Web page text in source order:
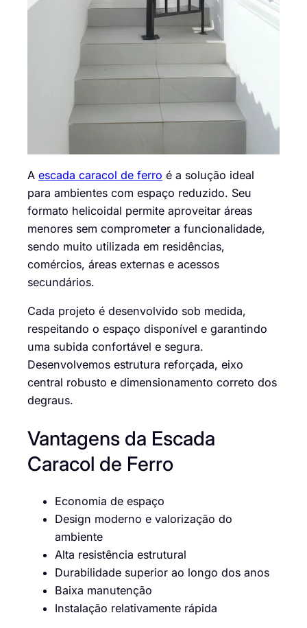
A escada caracol de ferro é a solução ideal
para ambientes com espaço reduzido. Seu
formato helicoidal permite aproveitar áreas
menores sem comprometer a funcionalidade,
sendo muito utilizada em residências,
comércios, áreas externas e acessos
secundários.
Cada projeto é desenvolvido sob medida,
respeitando o espaço disponível e garantindo
uma subida confortável e segura.
Desenvolvemos estrutura reforçada, eixo
central robusto e dimensionamento correto dos
degraus.
Vantagens da Escada
Caracol de Ferro
Economia de espaço
Design moderno e valorização do
ambiente
Alta resistência estrutural
Durabilidade superior ao longo dos anos
Baixa manutenção
Instalação relativamente rápida